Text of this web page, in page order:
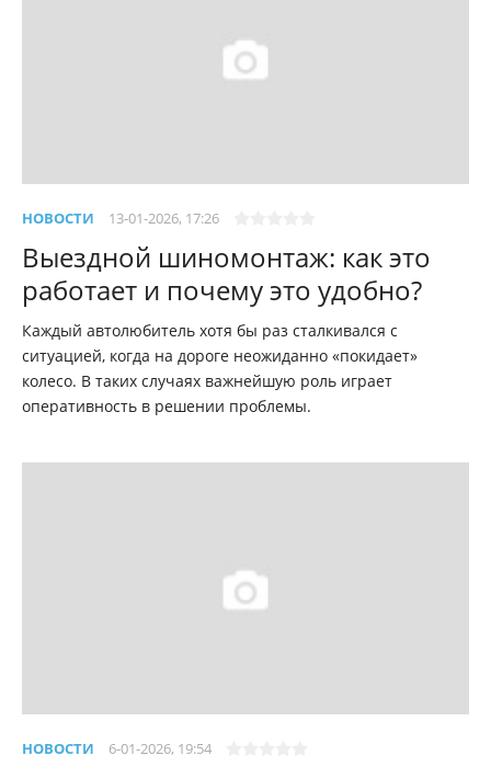
НОВОСТИ 13-01-2026, 17:26
Выездной шиномонтаж: как это
работает и почему это удобно?
Каждый автолюбитель хотя бы раз сталкивался с
ситуацией, когда на дороге неожиданно «покидает»
колесо. В таких случаях важнейшую роль играет
оперативность в решении проблемы.
НОВОСТИ 6-01-2026, 19:54